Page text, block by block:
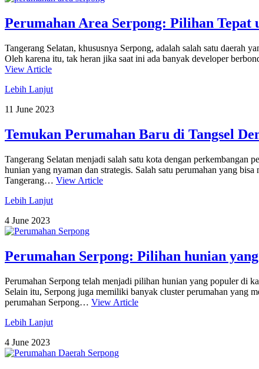
Perumahan Area Serpong: Pilihan Tepat
Tangerang Selatan, khususnya Serpong, adalah salah satu daerah
Oleh karena itu, tak heran jika saat ini ada banyak developer
View Article
Lebih Lanjut
11 June 2023
Temukan Perumahan Baru di Tangsel
Tangerang Selatan menjadi salah satu kota dengan perkembangan
hunian yang nyaman dan strategis. Salah satu perumahan yang
Tangerang… View Article
Lebih Lanjut
4 June 2023
Perumahan Serpong: Pilihan hunian
Perumahan Serpong telah menjadi pilihan hunian yang populer di
Selain itu, Serpong juga memiliki banyak cluster perumahan yang
perumahan Serpong… View Article
Lebih Lanjut
4 June 2023